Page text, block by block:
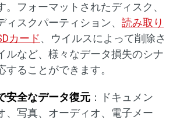
。フォーマットされたディスク、
ィスクパーティション、 読み取り
カード、ウイルスによって削除さ
ルなど、様々なデータ損失のシナ
することができます。
安全なデータ復元 ：ドキュメン
、写真、オーディオ、電子メー